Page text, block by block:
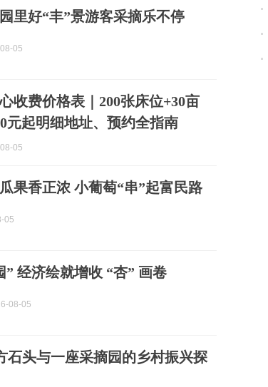
里好“丰”景游客采摘乐不停
05
收费价格表｜200张床位+30亩
元起明细地址、预约全指南
05
果香正浓 小葡萄“串”起富民路
05
” 经济绘就增收 “杏” 画卷
08-05
石头与一座采摘园的乡村振兴探